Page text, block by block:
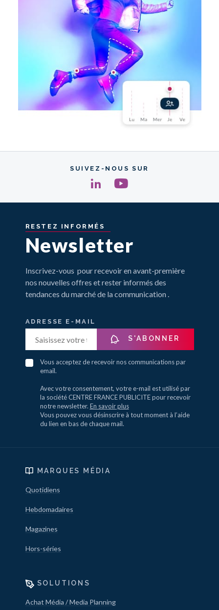
SUIVEZ-NOUS SUR
RESTEZ INFORMÉS
Newsletter
Inscrivez-vous pour recevoir en avant-première
nos nouvelles offres et rester informés des
tendances du marché de la communication .
ADRESSE E-MAIL
S'ABONNER
Vous acceptez de recevoir nos communications par
email.
Avec votre consentement, votre e-mail est utilisé par
la société CENTRE FRANCE PUBLICITE pour recevoir
notre newsletter. En savoir plus
Vous pouvez vous désinscrire à tout moment à l’aide
du lien en bas de chaque mail.
MARQUES MÉDIA
Quotidiens
Hebdomadaires
Magazines
Hors-séries
SOLUTIONS
Achat Média / Media Planning